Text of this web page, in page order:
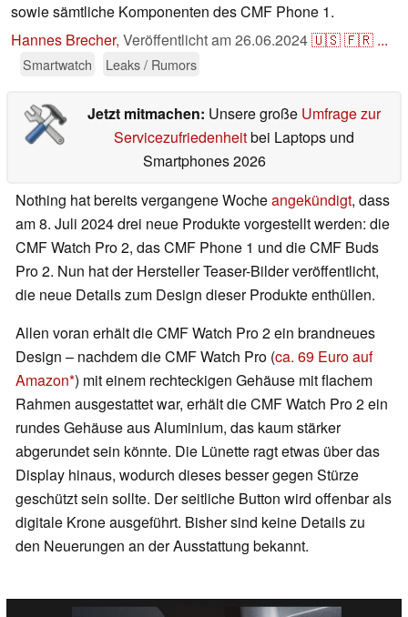
sowie sämtliche Komponenten des CMF Phone 1.
Hannes Brecher, Veröffentlicht am26.06.2024🇺🇸🇫🇷 ...
Smartwatch Leaks / Rumors
Jetzt mitmachen: Unsere große Umfrage zur
Servicezufriedenheitbei Laptops und
Smartphones 2026
Nothing hat bereits vergangene Wocheangekündigt, dass
am 8. Juli 2024 drei neue Produkte vorgestellt werden: die
CMF Watch Pro 2, das CMF Phone 1 und die CMF Buds
Pro 2. Nun hat der Hersteller Teaser-Bilder veröffentlicht,
die neue Details zum Design dieser Produkte enthüllen.
Allen voran erhält die CMF Watch Pro 2 ein brandneues
Design – nachdem die CMF Watch Pro (ca. 69 Euro auf
Amazon ) mit einem rechteckigen Gehäuse mit flachem
Rahmen ausgestattet war, erhält die CMF Watch Pro 2 ein
rundes Gehäuse aus Aluminium, das kaum stärker
abgerundet sein könnte. Die Lünette ragt etwas über das
Display hinaus, wodurch dieses besser gegen Stürze
geschützt sein sollte. Der seitliche Button wird offenbar als
digitale Krone ausgeführt. Bisher sind keine Details zu
den Neuerungen an der Ausstattung bekannt.